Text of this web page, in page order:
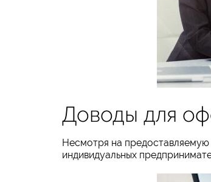
Доводы для
Несмотря на
индивидуальных